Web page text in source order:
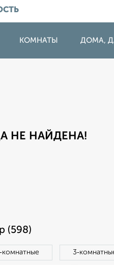
КОМНАТЫ ДОМА,
НЕ НАЙДЕНА!
(598)